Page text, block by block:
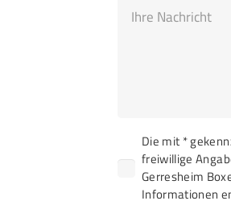
Bitte
lasse
dieses
Die mit *
freiwillige
Gerresheim
Informationen